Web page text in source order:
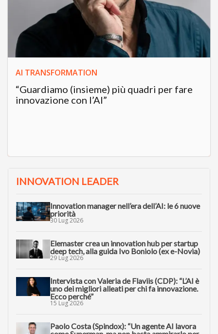
AI TRANSFORMATION
“Guardiamo (insieme) più quadri per fare
innovazione con l’AI”
INNOVATION LEADER
Innovation manager nell’era dell’AI: le 6 nuove
priorità
30 Lug 2026
Elemaster crea un innovation hub per startup
deep tech, alla guida Ivo Boniolo (ex e-Novia)
29 Lug 2026
Intervista con Valeria de Flaviis (CDP): “L’AI è
uno dei migliori alleati per chi fa innovazione.
Ecco perché”
15 Lug 2026
Paolo Costa (Spindox): “Un agente AI lavora